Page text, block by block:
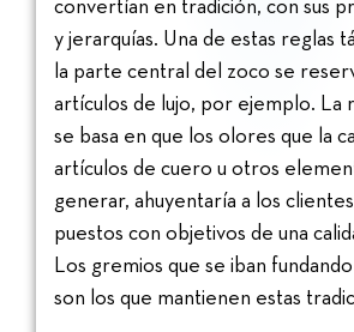
y jerarquías. Una de estas reglas
la parte central del zoco se
artículos de lujo, por ejemplo. La
se basa en que los olores que la
artículos de cuero u otros
generar, ahuyentaría a los
puestos con objetivos de una
Los gremios que se iban
son los que mantienen estas